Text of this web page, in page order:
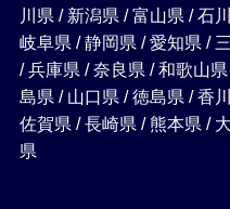
川県 / 新潟県 / 富山県 / 石
岐阜県 / 静岡県 / 愛知県 /
/ 兵庫県 / 奈良県 / 和歌山
島県 / 山口県 / 徳島県 / 香
佐賀県 / 長崎県 / 熊本県 /
県